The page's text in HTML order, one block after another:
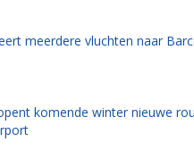
meerdere vluchten naar
komende winter nieuwe